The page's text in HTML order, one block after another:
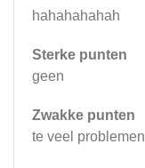
hahahahahah
Sterke punten
geen
Zwakke punten
te veel problemen